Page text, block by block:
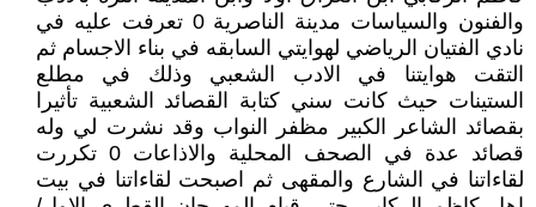
والفنون والسياسات مدينة الناصرية 0 تعرفت عليه في
نادي الفتيان الرياضي لهوايتي السابقه في بناء الاجسام ثم
التقت هوايتنا في الادب الشعبي وذلك في مطلع
الستينات حيث كانت سني كتابة القصائد الشعبية تأثيرا
بقصائد الشاعر الكبير مظفر النواب وقد نشرت لي وله
قصائد عدة في الصحف المحلية والاذاعات 0 تكررت
لقاءاتنا في الشارع والمقهى ثم اصبحت لقاءاتنا في بيت